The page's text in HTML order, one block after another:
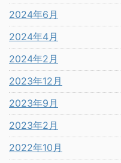
2024年6月
2024年4月
2024年2月
2023年12月
2023年9月
2023年2月
2022年10月